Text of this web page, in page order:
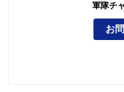
軍隊チ
お